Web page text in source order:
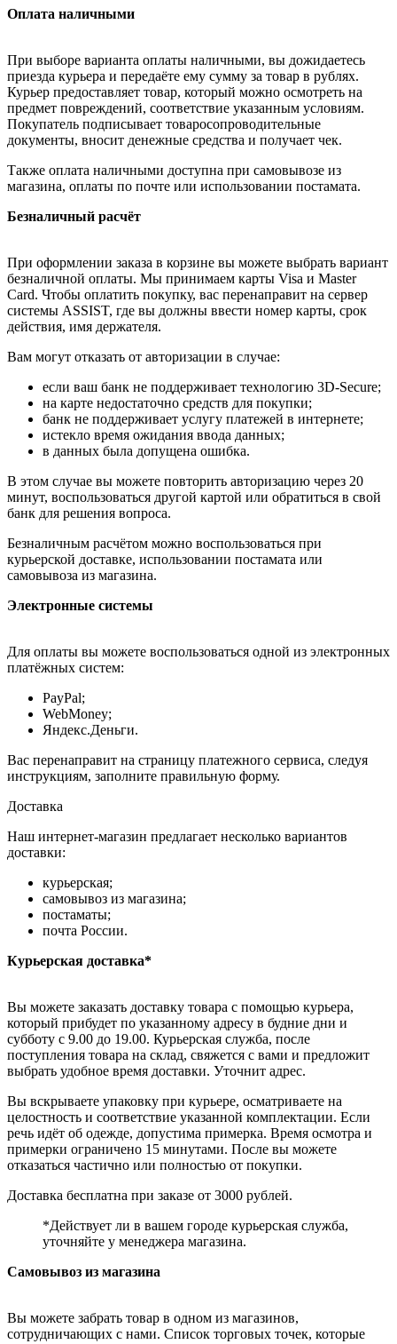
Оплата наличными
При выборе варианта оплаты наличными, вы дожидаетесь
приезда курьера и передаёте ему сумму за товар в рублях.
Курьер предоставляет товар, который можно осмотреть на
предмет повреждений, соответствие указанным условиям.
Покупатель подписывает товаросопроводительные
документы, вносит денежные средства и получает чек.
Также оплата наличными доступна при самовывозе из
магазина, оплаты по почте или использовании постамата.
Безналичный расчёт
При оформлении заказа в корзине вы можете выбрать вариант
безналичной оплаты. Мы принимаем карты Visa и Master
Card. Чтобы оплатить покупку, вас перенаправит на сервер
системы ASSIST, где вы должны ввести номер карты, срок
действия, имя держателя.
Вам могут отказать от авторизации в случае:
если ваш банк не поддерживает технологию 3D-Secure;
на карте недостаточно средств для покупки;
банк не поддерживает услугу платежей в интернете;
истекло время ожидания ввода данных;
в данных была допущена ошибка.
В этом случае вы можете повторить авторизацию через 20
минут, воспользоваться другой картой или обратиться в свой
банк для решения вопроса.
Безналичным расчётом можно воспользоваться при
курьерской доставке, использовании постамата или
самовывоза из магазина.
Электронные системы
Для оплаты вы можете воспользоваться одной из электронных
платёжных систем:
PayPal;
WebMoney;
Яндекс.Деньги.
Вас перенаправит на страницу платежного сервиса, следуя
инструкциям, заполните правильную форму.
Доставка
Наш интернет-магазин предлагает несколько вариантов
доставки:
курьерская;
самовывоз из магазина;
постаматы;
почта России.
Курьерская доставка*
Вы можете заказать доставку товара с помощью курьера,
который прибудет по указанному адресу в будние дни и
субботу с 9.00 до 19.00. Курьерская служба, после
поступления товара на склад, свяжется с вами и предложит
выбрать удобное время доставки. Уточнит адрес.
Вы вскрываете упаковку при курьере, осматриваете на
целостность и соответствие указанной комплектации. Если
речь идёт об одежде, допустима примерка. Время осмотра и
примерки ограничено 15 минутами. После вы можете
отказаться частично или полностью от покупки.
Доставка бесплатна при заказе от 3000 рублей.
*Действует ли в вашем городе курьерская служба,
уточняйте у менеджера магазина.
Самовывоз из магазина
Вы можете забрать товар в одном из магазинов,
сотрудничающих с нами. Список торговых точек, которые